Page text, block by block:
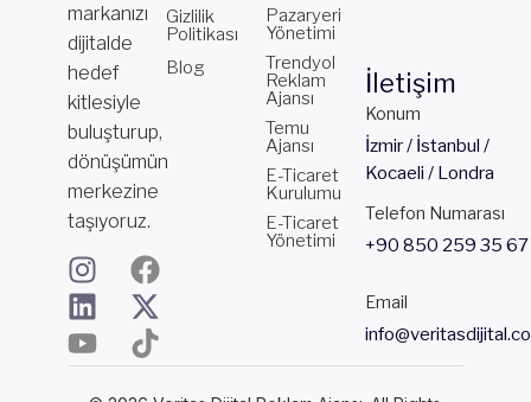
markanızı
dijitalde
hedef
kitlesiyle
buluşturup,
dönüşümün
merkezine
taşıyoruz.
I
n
s
t
F
a
c
e
L
i
n
k
X
-
t
w
Y
o
u
t
T
i
k
t
Gizlilik
Politikası
Blog
Pazaryeri
Yönetimi
Trendyol
Reklam
Ajansı
Temu
Ajansı
E-Ticaret
Kurulumu
E-Ticaret
Yönetimi
Konum
İzmir / İstanbul /
Kocaeli / Londra
Telefon Numarası
+90 850 259 35 67
Email
İletişim